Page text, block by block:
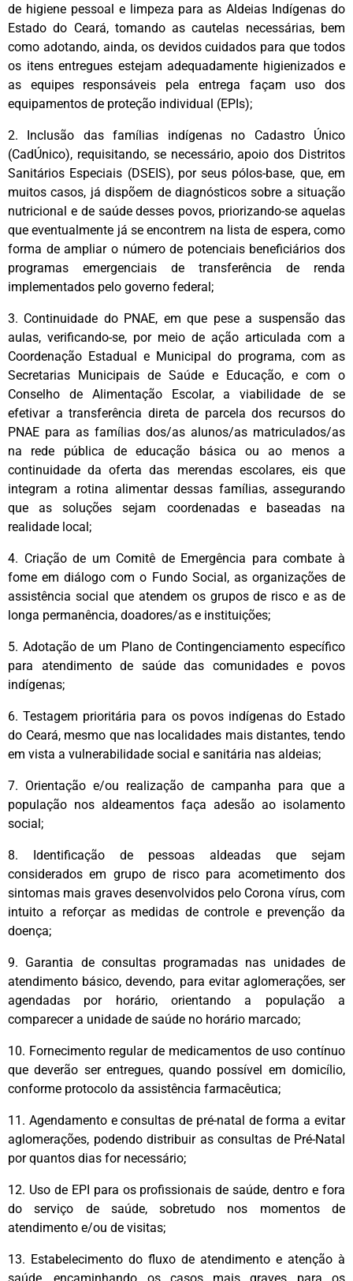
de higiene pessoal e limpeza para as Aldeias Indígenas do
Estado do Ceará, tomando as cautelas necessárias, bem
como adotando, ainda, os devidos cuidados para que todos
os itens entregues estejam adequadamente higienizados e
as equipes responsáveis pela entrega façam uso dos
equipamentos de proteção individual (EPIs);
2. Inclusão das famílias indígenas no Cadastro Único
(CadÚnico), requisitando, se necessário, apoio dos Distritos
Sanitários Especiais (DSEIS), por seus pólos-base, que, em
muitos casos, já dispõem de diagnósticos sobre a situação
nutricional e de saúde desses povos, priorizando-se aquelas
que eventualmente já se encontrem na lista de espera, como
forma de ampliar o número de potenciais beneficiários dos
programas emergenciais de transferência de renda
implementados pelo governo federal;
3. Continuidade do PNAE, em que pese a suspensão das
aulas, verificando-se, por meio de ação articulada com a
Coordenação Estadual e Municipal do programa, com as
Secretarias Municipais de Saúde e Educação, e com o
Conselho de Alimentação Escolar, a viabilidade de se
efetivar a transferência direta de parcela dos recursos do
PNAE para as famílias dos/as alunos/as matriculados/as
na rede pública de educação básica ou ao menos a
continuidade da oferta das merendas escolares, eis que
integram a rotina alimentar dessas famílias, assegurando
que as soluções sejam coordenadas e baseadas na
realidade local;
4. Criação de um Comitê de Emergência para combate à
fome em diálogo com o Fundo Social, as organizações de
assistência social que atendem os grupos de risco e as de
longa permanência, doadores/as e instituições;
5. Adotação de um Plano de Contingenciamento específico
para atendimento de saúde das comunidades e povos
indígenas;
6. Testagem prioritária para os povos indígenas do Estado
do Ceará, mesmo que nas localidades mais distantes, tendo
em vista a vulnerabilidade social e sanitária nas aldeias;
7. Orientação e/ou realização de campanha para que a
população nos aldeamentos faça adesão ao isolamento
social;
8. Identificação de pessoas aldeadas que sejam
considerados em grupo de risco para acometimento dos
sintomas mais graves desenvolvidos pelo Corona vírus, com
intuito a reforçar as medidas de controle e prevenção da
doença;
9. Garantia de consultas programadas nas unidades de
atendimento básico, devendo, para evitar aglomerações, ser
agendadas por horário, orientando a população a
comparecer a unidade de saúde no horário marcado;
10. Fornecimento regular de medicamentos de uso contínuo
que deverão ser entregues, quando possível em domicílio,
conforme protocolo da assistência farmacêutica;
11. Agendamento e consultas de pré-natal de forma a evitar
aglomerações, podendo distribuir as consultas de Pré-Natal
por quantos dias for necessário;
12. Uso de EPI para os profissionais de saúde, dentro e fora
do serviço de saúde, sobretudo nos momentos de
atendimento e/ou de visitas;
13. Estabelecimento do fluxo de atendimento e atenção à